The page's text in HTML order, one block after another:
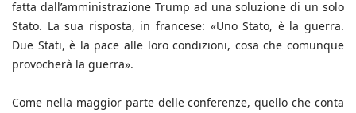
fatta dall’amministrazione Trump ad una soluzione di un solo
Stato. La sua risposta, in francese: «Uno Stato, è la guerra.
Due Stati, è la pace alle loro condizioni, cosa che comunque
provocherà la guerra».
Come nella maggior parte delle conferenze, quello che conta